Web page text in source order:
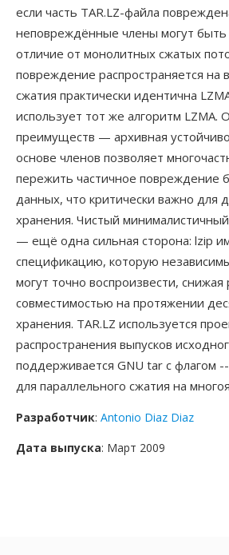
если часть TAR.LZ-файла
неповреждённые члены могут быть
отличие от монолитных сжатых
повреждение распространяется на
сжатия практически идентична
использует тот же алгоритм LZMA.
преимуществ — архивная
основе членов позволяет
пережить частичное повреждение
данных, что критически важно для
хранения. Чистый
— ещё одна сильная сторона: lzip
спецификацию, которую
могут точно воспроизвести, снижая
совместимостью на протяжении
хранения. TAR.LZ используется
распространения выпусков
поддерживается GNU tar с флагом
для параллельного сжатия на
Разработчик: Antonio Diaz Diaz
Дата выпуска: Март 2009